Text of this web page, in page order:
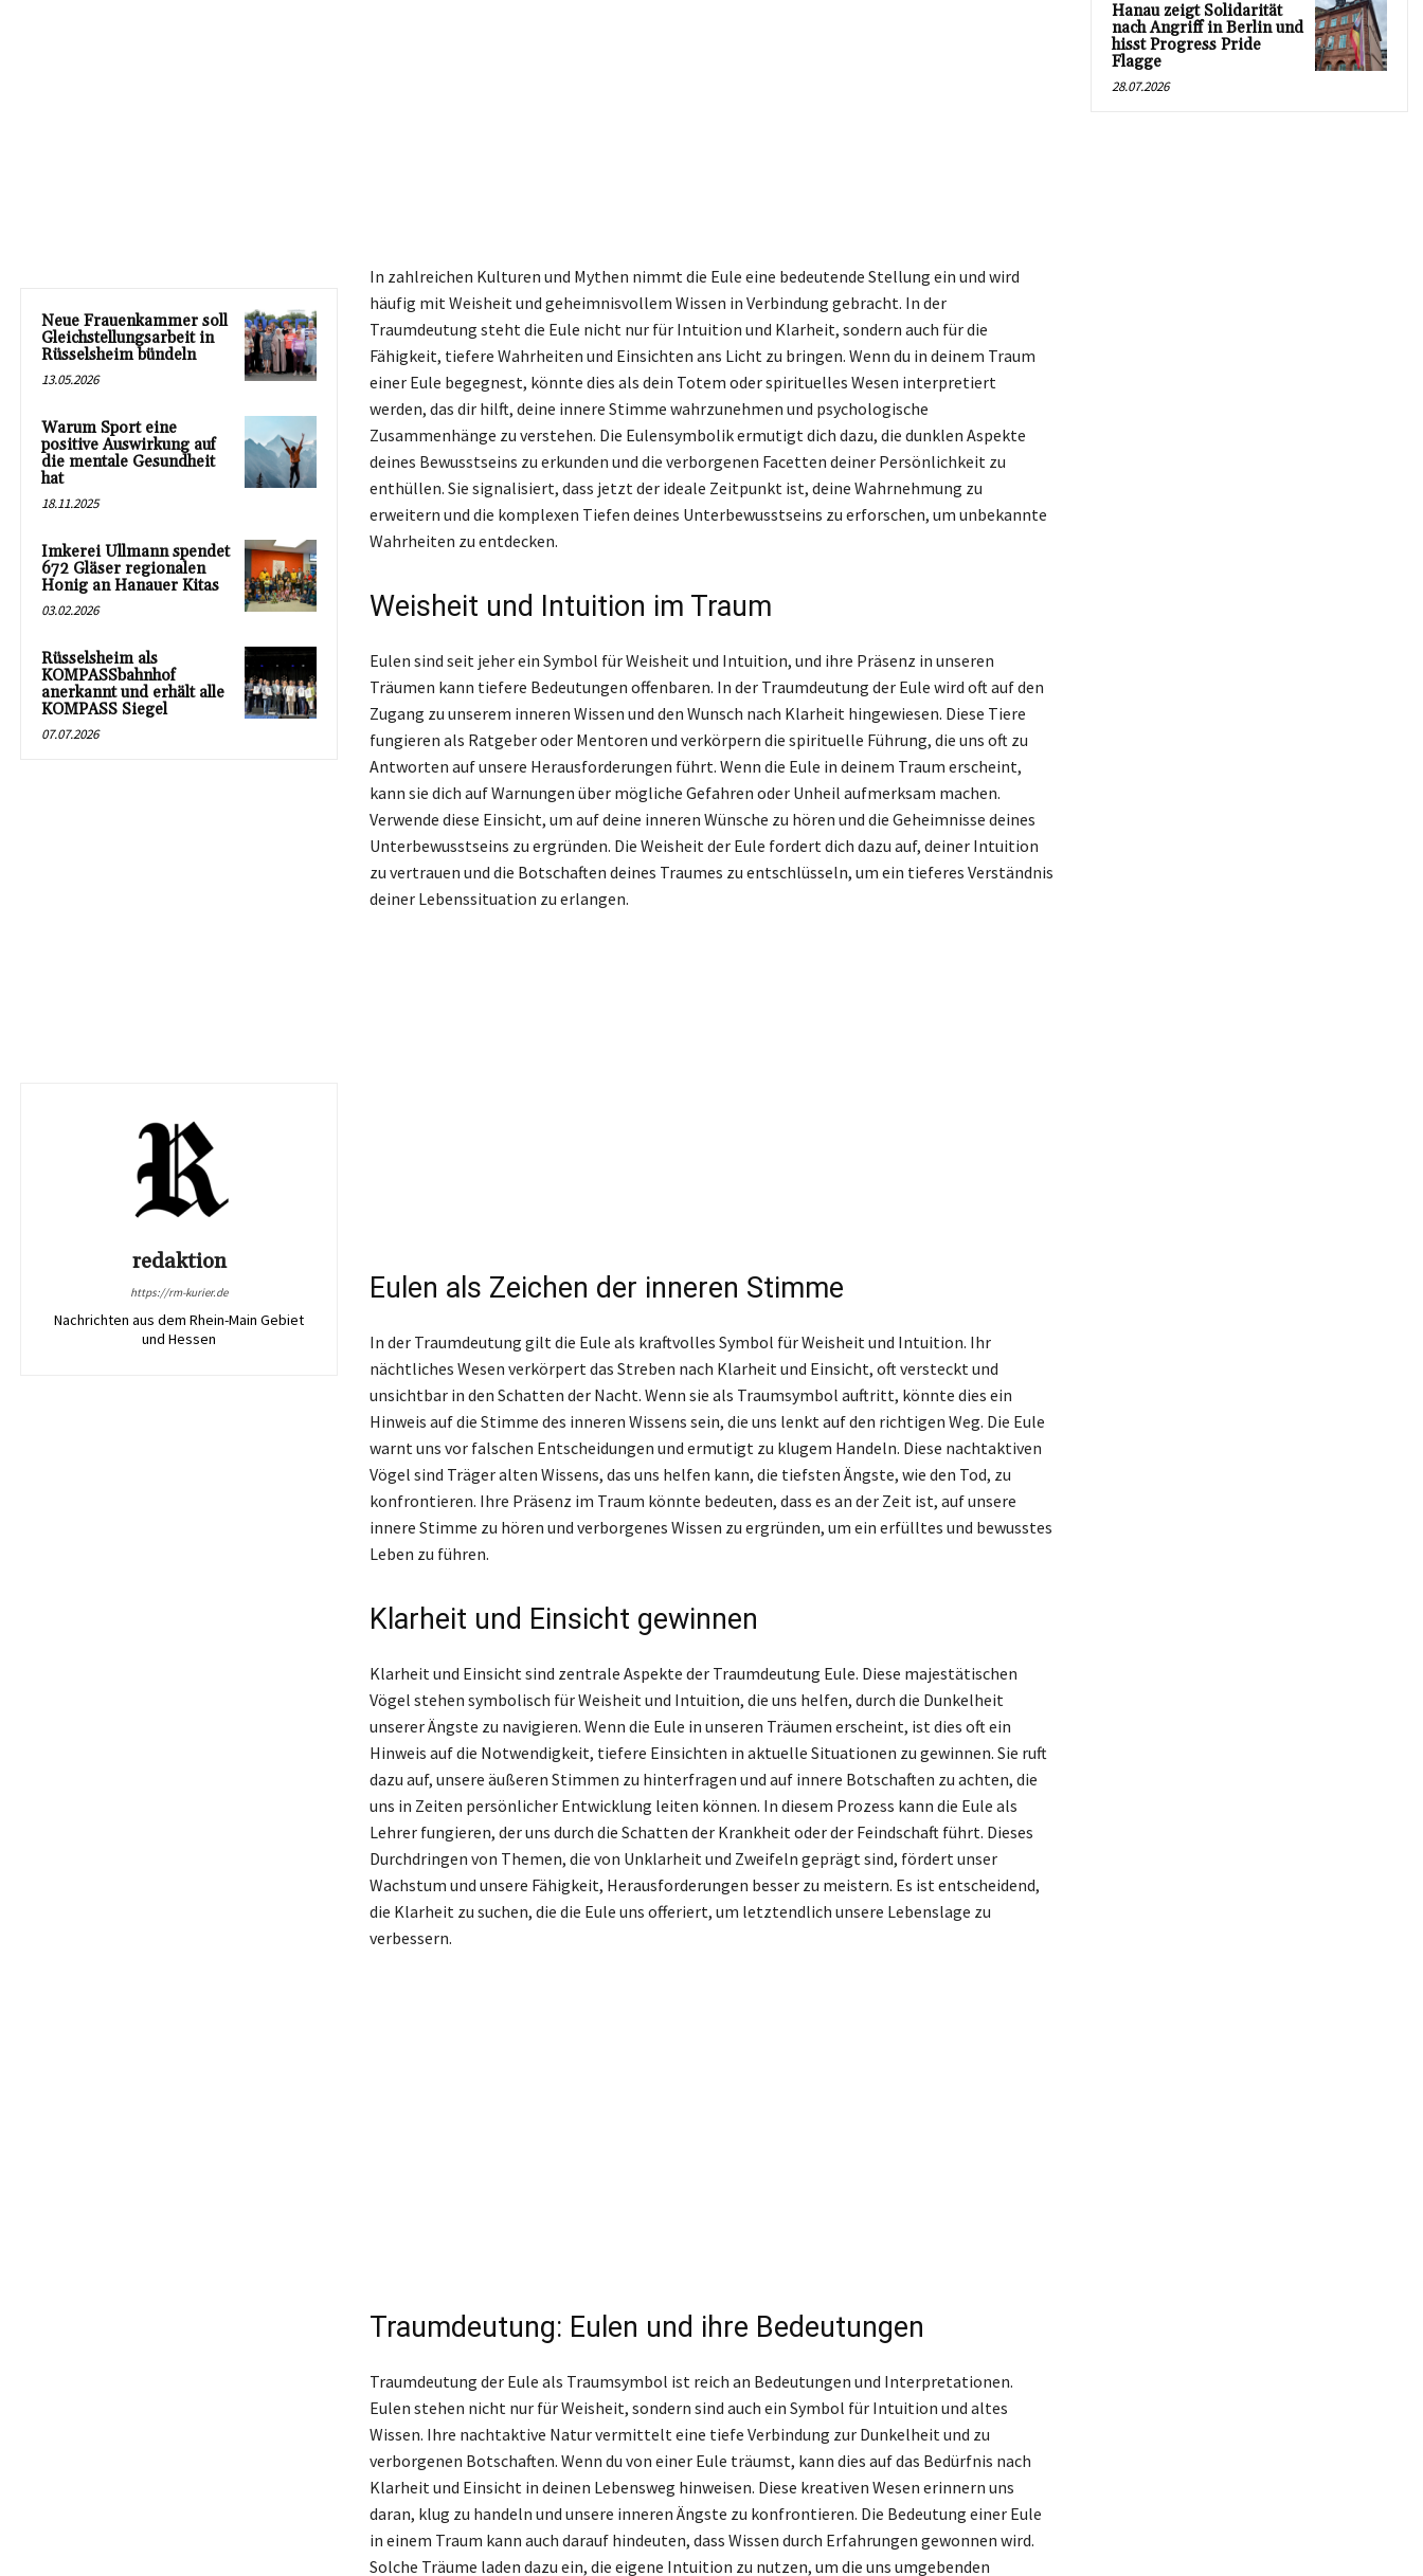
Neue Frauenkammer soll
Gleichstellungsarbeit in
Rüsselsheim bündeln
13.05.2026
Warum Sport eine
positive Auswirkung auf
die mentale Gesundheit
hat
18.11.2025
Imkerei Ullmann spendet
672 Gläser regionalen
Honig an Hanauer Kitas
03.02.2026
Rüsselsheim als
KOMPASSbahnhof
anerkannt und erhält alle
KOMPASS Siegel
07.07.2026
redaktion
https://rm-kurier.de
Nachrichten aus dem Rhein-Main Gebiet
und Hessen
In zahlreichen Kulturen und Mythen nimmt die Eule eine bedeutende Stellung ein und wird
häufig mit Weisheit und geheimnisvollem Wissen in Verbindung gebracht. In der
Traumdeutung steht die Eule nicht nur für Intuition und Klarheit, sondern auch für die
Fähigkeit, tiefere Wahrheiten und Einsichten ans Licht zu bringen. Wenn du in deinem Traum
einer Eule begegnest, könnte dies als dein Totem oder spirituelles Wesen interpretiert
werden, das dir hilft, deine innere Stimme wahrzunehmen und psychologische
Zusammenhänge zu verstehen. Die Eulensymbolik ermutigt dich dazu, die dunklen Aspekte
deines Bewusstseins zu erkunden und die verborgenen Facetten deiner Persönlichkeit zu
enthüllen. Sie signalisiert, dass jetzt der ideale Zeitpunkt ist, deine Wahrnehmung zu
erweitern und die komplexen Tiefen deines Unterbewusstseins zu erforschen, um unbekannte
Wahrheiten zu entdecken.
Weisheit und Intuition im Traum
Eulen sind seit jeher ein Symbol für Weisheit und Intuition, und ihre Präsenz in unseren
Träumen kann tiefere Bedeutungen offenbaren. In der Traumdeutung der Eule wird oft auf den
Zugang zu unserem inneren Wissen und den Wunsch nach Klarheit hingewiesen. Diese Tiere
fungieren als Ratgeber oder Mentoren und verkörpern die spirituelle Führung, die uns oft zu
Antworten auf unsere Herausforderungen führt. Wenn die Eule in deinem Traum erscheint,
kann sie dich auf Warnungen über mögliche Gefahren oder Unheil aufmerksam machen.
Verwende diese Einsicht, um auf deine inneren Wünsche zu hören und die Geheimnisse deines
Unterbewusstseins zu ergründen. Die Weisheit der Eule fordert dich dazu auf, deiner Intuition
zu vertrauen und die Botschaften deines Traumes zu entschlüsseln, um ein tieferes Verständnis
deiner Lebenssituation zu erlangen.
Eulen als Zeichen der inneren Stimme
In der Traumdeutung gilt die Eule als kraftvolles Symbol für Weisheit und Intuition. Ihr
nächtliches Wesen verkörpert das Streben nach Klarheit und Einsicht, oft versteckt und
unsichtbar in den Schatten der Nacht. Wenn sie als Traumsymbol auftritt, könnte dies ein
Hinweis auf die Stimme des inneren Wissens sein, die uns lenkt auf den richtigen Weg. Die Eule
warnt uns vor falschen Entscheidungen und ermutigt zu klugem Handeln. Diese nachtaktiven
Vögel sind Träger alten Wissens, das uns helfen kann, die tiefsten Ängste, wie den Tod, zu
konfrontieren. Ihre Präsenz im Traum könnte bedeuten, dass es an der Zeit ist, auf unsere
innere Stimme zu hören und verborgenes Wissen zu ergründen, um ein erfülltes und bewusstes
Leben zu führen.
Klarheit und Einsicht gewinnen
Klarheit und Einsicht sind zentrale Aspekte der Traumdeutung Eule. Diese majestätischen
Vögel stehen symbolisch für Weisheit und Intuition, die uns helfen, durch die Dunkelheit
unserer Ängste zu navigieren. Wenn die Eule in unseren Träumen erscheint, ist dies oft ein
Hinweis auf die Notwendigkeit, tiefere Einsichten in aktuelle Situationen zu gewinnen. Sie ruft
dazu auf, unsere äußeren Stimmen zu hinterfragen und auf innere Botschaften zu achten, die
uns in Zeiten persönlicher Entwicklung leiten können. In diesem Prozess kann die Eule als
Lehrer fungieren, der uns durch die Schatten der Krankheit oder der Feindschaft führt. Dieses
Durchdringen von Themen, die von Unklarheit und Zweifeln geprägt sind, fördert unser
Wachstum und unsere Fähigkeit, Herausforderungen besser zu meistern. Es ist entscheidend,
die Klarheit zu suchen, die die Eule uns offeriert, um letztendlich unsere Lebenslage zu
verbessern.
Traumdeutung: Eulen und ihre Bedeutungen
Traumdeutung der Eule als Traumsymbol ist reich an Bedeutungen und Interpretationen.
Eulen stehen nicht nur für Weisheit, sondern sind auch ein Symbol für Intuition und altes
Wissen. Ihre nachtaktive Natur vermittelt eine tiefe Verbindung zur Dunkelheit und zu
verborgenen Botschaften. Wenn du von einer Eule träumst, kann dies auf das Bedürfnis nach
Klarheit und Einsicht in deinen Lebensweg hinweisen. Diese kreativen Wesen erinnern uns
daran, klug zu handeln und unsere inneren Ängste zu konfrontieren. Die Bedeutung einer Eule
in einem Traum kann auch darauf hindeuten, dass Wissen durch Erfahrungen gewonnen wird.
Solche Träume laden dazu ein, die eigene Intuition zu nutzen, um die uns umgebenden
Hanau zeigt Solidarität
nach Angriff in Berlin und
hisst Progress Pride
Flagge
28.07.2026